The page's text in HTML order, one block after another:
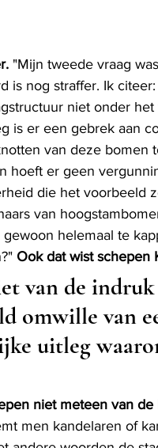
"Mijn tweede vraag
is nog straffer. Ik
niet onder
is er een gebrek aan
van deze
hoeft er geen
die het voorbeeld
van
helemaal te
Ook dat wist schepen
van de
omwille van
uitleg
niet meteen van de
men kandelaren of